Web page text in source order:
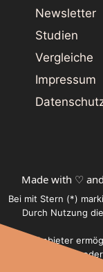
Newsletter
Studien
Vergleiche
Impressum
Made with ♡
Bei mit Stern (*)
Durch Nutzung
Einige Anbieter